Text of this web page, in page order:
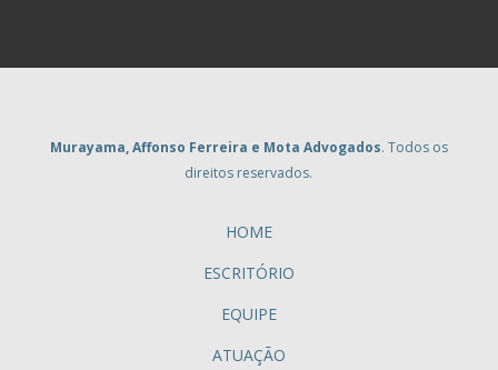
Murayama, Affonso Ferreira e Mota Advogados. Todos os
direitos reservados.
HOME
ESCRITÓRIO
EQUIPE
ATUAÇÃO